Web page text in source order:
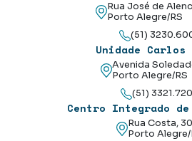
Rua José de
Porto Alegre/RS
(51)
Unidade Carlos
Avenida
Porto Alegre/RS
(51)
Centro Integrado
Rua Costa, 30
Porto Alegre/